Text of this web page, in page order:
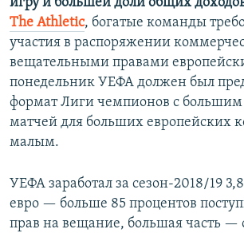
игру и большей доли общих
The Athletic, богатые команды
участия в распоряжении
вещательными правами
понедельник УЕФА должен был
формат Лиги чемпионов с большим
матчей для больших европейских
малым.
УЕФА заработал за сезон-2018/19
евро — больше 85 процентов
прав на вещание, большая часть —